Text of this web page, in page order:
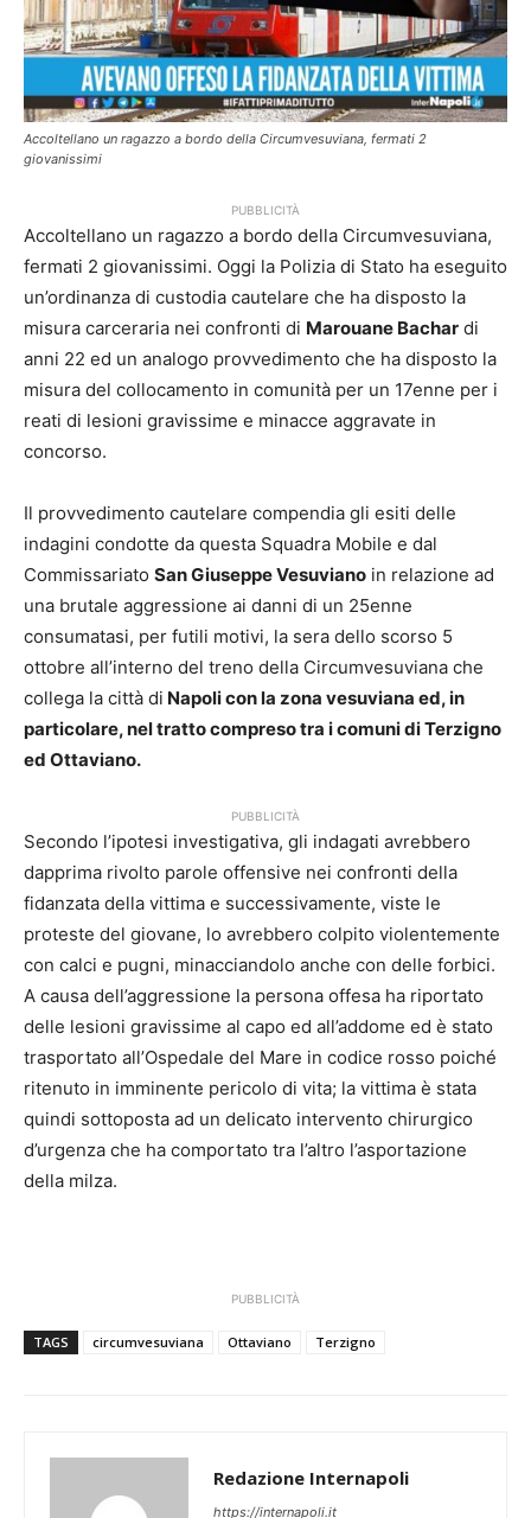
Accoltellano un ragazzo a bordo della Circumvesuviana, fermati 2
giovanissimi
PUBBLICITÀ
Accoltellano un ragazzo a bordo della Circumvesuviana,
fermati 2 giovanissimi. Oggi la Polizia di Stato ha eseguito
un’ordinanza di custodia cautelare che ha disposto la
misura carceraria nei confronti di Marouane Bachar di
anni 22 ed un analogo provvedimento che ha disposto la
misura del collocamento in comunità per un 17enne per i
reati di lesioni gravissime e minacce aggravate in
concorso.
Il provvedimento cautelare compendia gli esiti delle
indagini condotte da questa Squadra Mobile e dal
Commissariato San Giuseppe Vesuviano in relazione ad
una brutale aggressione ai danni di un 25enne
consumatasi, per futili motivi, la sera dello scorso 5
ottobre all’interno del treno della Circumvesuviana che
collega la città di Napoli con la zona vesuviana ed, in
particolare, nel tratto compreso tra i comuni di Terzigno
ed Ottaviano.
PUBBLICITÀ
Secondo l’ipotesi investigativa, gli indagati avrebbero
dapprima rivolto parole offensive nei confronti della
fidanzata della vittima e successivamente, viste le
proteste del giovane, lo avrebbero colpito violentemente
con calci e pugni, minacciandolo anche con delle forbici.
A causa dell’aggressione la persona offesa ha riportato
delle lesioni gravissime al capo ed all’addome ed è stato
trasportato all’Ospedale del Mare in codice rosso poiché
ritenuto in imminente pericolo di vita; la vittima è stata
quindi sottoposta ad un delicato intervento chirurgico
d’urgenza che ha comportato tra l’altro l’asportazione
della milza.
PUBBLICITÀ
TAGS circumvesuviana Ottaviano Terzigno
Redazione Internapoli
https://internapoli.it